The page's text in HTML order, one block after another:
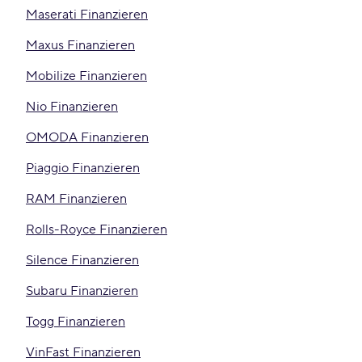
Maserati Finanzieren
Maxus Finanzieren
Mobilize Finanzieren
Nio Finanzieren
OMODA Finanzieren
Piaggio Finanzieren
RAM Finanzieren
Rolls-Royce Finanzieren
Silence Finanzieren
Subaru Finanzieren
Togg Finanzieren
VinFast Finanzieren